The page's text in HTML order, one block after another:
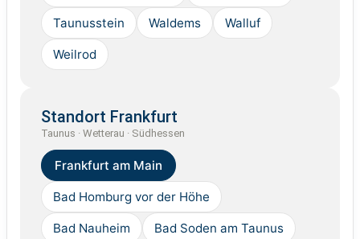
Taunusstein Waldems Walluf
Weilrod
Standort Frankfurt
Taunus · Wetterau · Südhessen
Frankfurt am Main
Bad Homburg vor der Höhe
Bad Nauheim Bad Soden am Taunus